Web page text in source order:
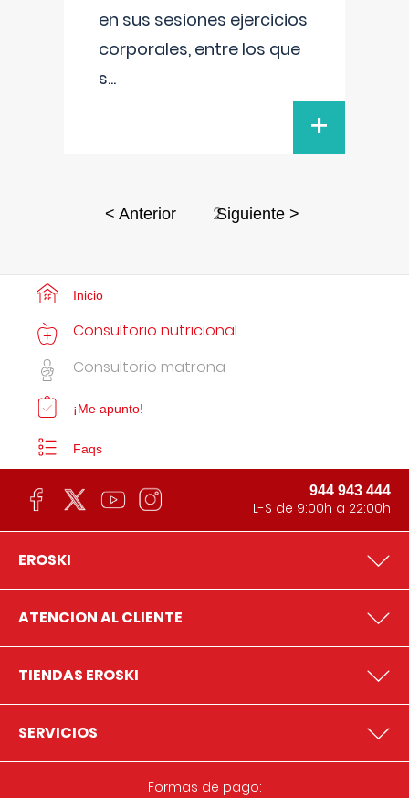
en sus sesiones ejercicios
corporales, entre los que
s...
+
< Anterior 2Siguiente >
Inicio
Consultorio nutricional
Consultorio matrona
¡Me apunto!
Faqs
944 943 444
L-S de 9:00h a 22:00h
EROSKI
ATENCION AL CLIENTE
TIENDAS EROSKI
SERVICIOS
Formas de pago: